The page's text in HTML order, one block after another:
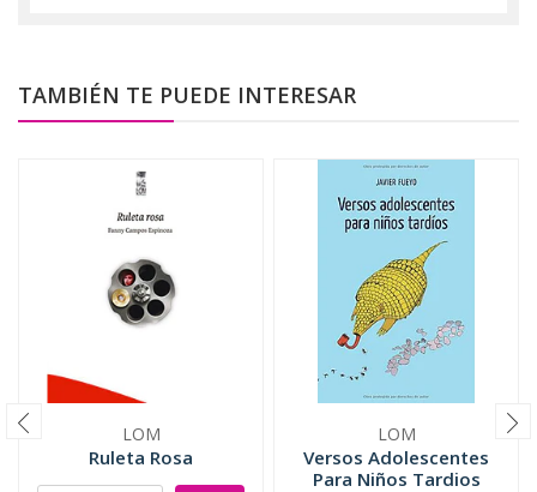
TAMBIÉN TE PUEDE INTERESAR
LOM
Ruleta Rosa
LOM
Versos Adolescentes
Para Niños Tardios